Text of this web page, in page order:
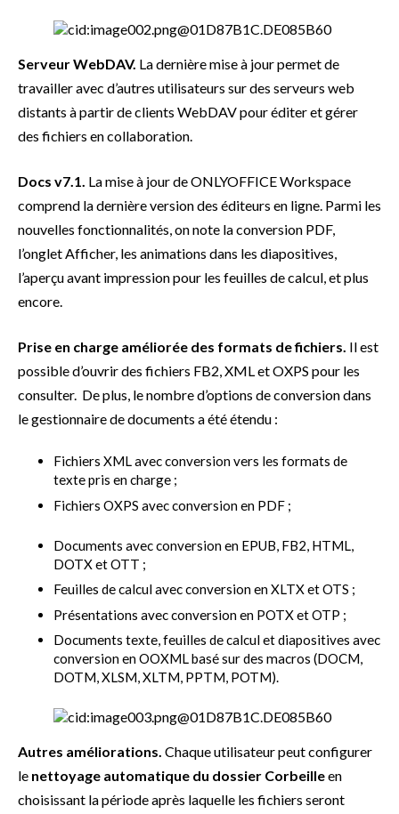
Serveur WebDAV. La dernière mise à jour permet de
travailler avec d’autres utilisateurs sur des serveurs web
distants à partir de clients WebDAV pour éditer et gérer
des fichiers en collaboration.
Docs v7.1. La mise à jour de ONLYOFFICE Workspace
comprend la dernière version des éditeurs en ligne. Parmi les
nouvelles fonctionnalités, on note la conversion PDF,
l’onglet Afficher, les animations dans les diapositives,
l’aperçu avant impression pour les feuilles de calcul, et plus
encore.
Prise en charge améliorée des formats de fichiers. Il est
possible d’ouvrir des fichiers FB2, XML et OXPS pour les
consulter. De plus, le nombre d’options de conversion dans
le gestionnaire de documents a été étendu :
Fichiers XML avec conversion vers les formats de
texte pris en charge ;
Fichiers OXPS avec conversion en PDF ;
Documents avec conversion en EPUB, FB2, HTML,
DOTX et OTT ;
Feuilles de calcul avec conversion en XLTX et OTS ;
Présentations avec conversion en POTX et OTP ;
Documents texte, feuilles de calcul et diapositives avec
conversion en OOXML basé sur des macros (DOCM,
DOTM, XLSM, XLTM, PPTM, POTM).
Autres améliorations. Chaque utilisateur peut configurer
le nettoyage automatique du dossier Corbeilleen
choisissant la période après laquelle les fichiers seront